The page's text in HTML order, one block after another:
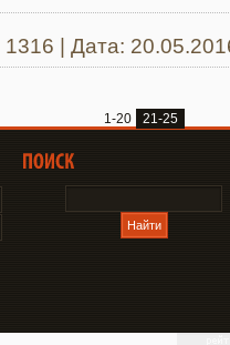
1316 Дата:
1-20 21-25